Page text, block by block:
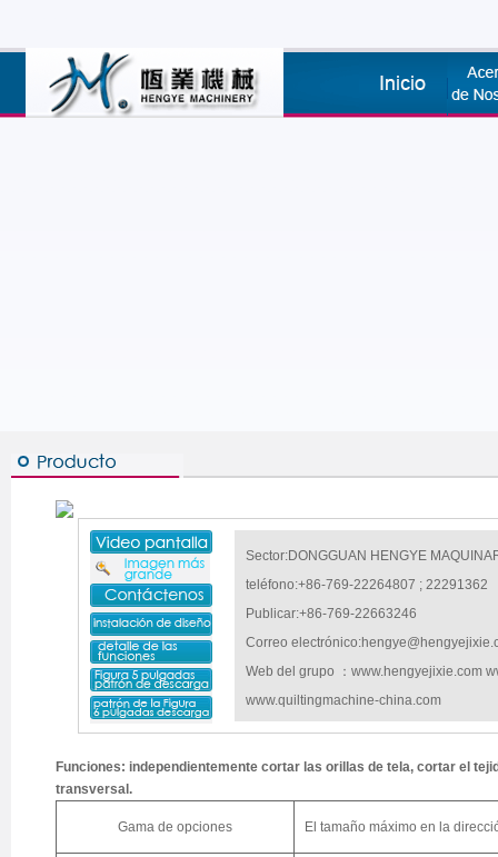
Sector:DONGGUAN HENGYE
teléfono:+86-769-22264807 ; 22291362
Publicar:+86-769-22663246
Correo
Web del grupo ：www.hengyejixie.com
www.quiltingmachine-china.com
Funciones: independientemente cortar las orillas de tela, cortar el
transversal.
Gama de opciones El tamaño máximo en la